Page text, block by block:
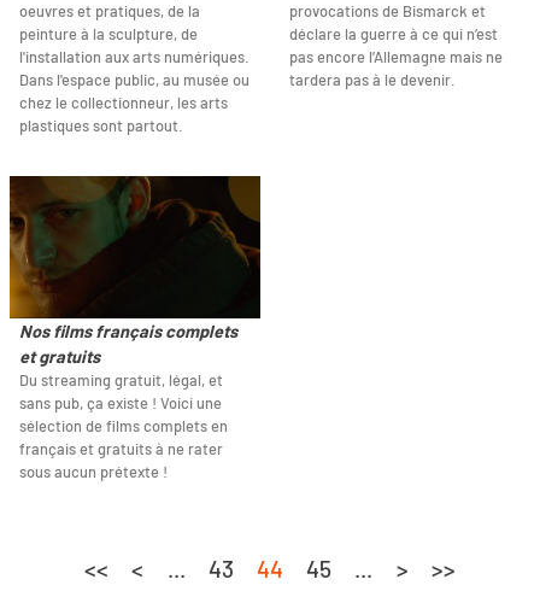
oeuvres et pratiques, de la
peinture à la sculpture, de
l'installation aux arts numériques.
Dans l'espace public, au musée ou
chez le collectionneur, les arts
plastiques sont partout.
provocations de Bismarck et
déclare la guerre à ce qui n’est
pas encore l’Allemagne mais ne
tardera pas à le devenir.
Nos films français complets
et gratuits
Du streaming gratuit, légal, et
sans pub, ça existe ! Voici une
sélection de films complets en
français et gratuits à ne rater
sous aucun prétexte !
<< < ... 43 44 45 ... > >>